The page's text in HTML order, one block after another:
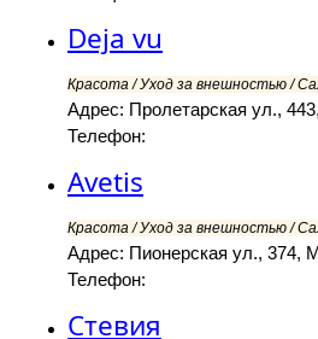
Deja vu
Красота / Уход за внешностью /
Адрес: Пролетарская ул.,
Телефон:
Avetis
Красота / Уход за внешностью /
Адрес: Пионерская ул., 374,
Телефон:
Стевия